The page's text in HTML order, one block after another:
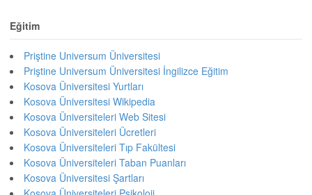
Eğitim
Priştine Universum Üniversitesi
Priştine Universum Üniversitesi İngilizce Eğitim
Kosova Üniversitesi Yurtları
Kosova Üniversitesi Wikipedia
Kosova Üniversiteleri Web Sitesi
Kosova Üniversiteleri Ücretleri
Kosova Üniversiteleri Tıp Fakültesi
Kosova Üniversiteleri Taban Puanları
Kosova Üniversitesi Şartları